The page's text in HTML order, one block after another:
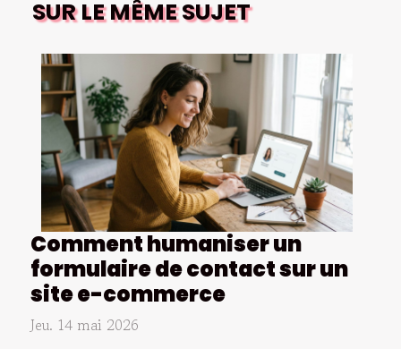
SUR LE MÊME SUJET
Comment humaniser un
formulaire de contact sur un
site e-commerce
Jeu. 14 mai 2026